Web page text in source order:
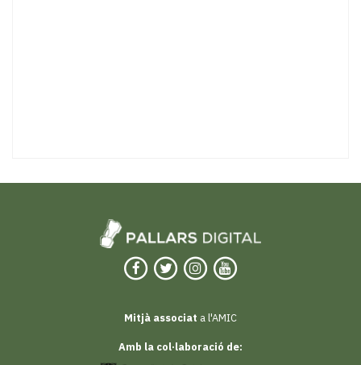
Mitjà associat a l'AMIC
Amb la col·laboració de: